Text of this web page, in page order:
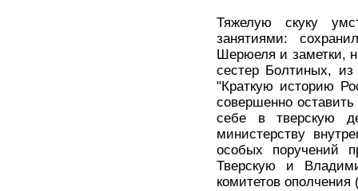
Тяжелую скуку
занятиями:
Шерюеля и заметки,
сестер Болтиных,
"Краткую историю
совершенно
себе в тверскую
министерству
особых поручений
Тверскую и
комитетов ополчения